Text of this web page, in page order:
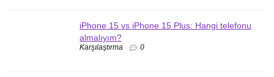
iPhone 15 vs iPhone 15 Plus: Hangi telefonu
almalıyım?
Karşılaştırma 0